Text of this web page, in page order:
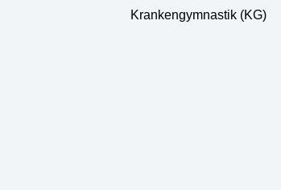
Krankengymnastik (KG)